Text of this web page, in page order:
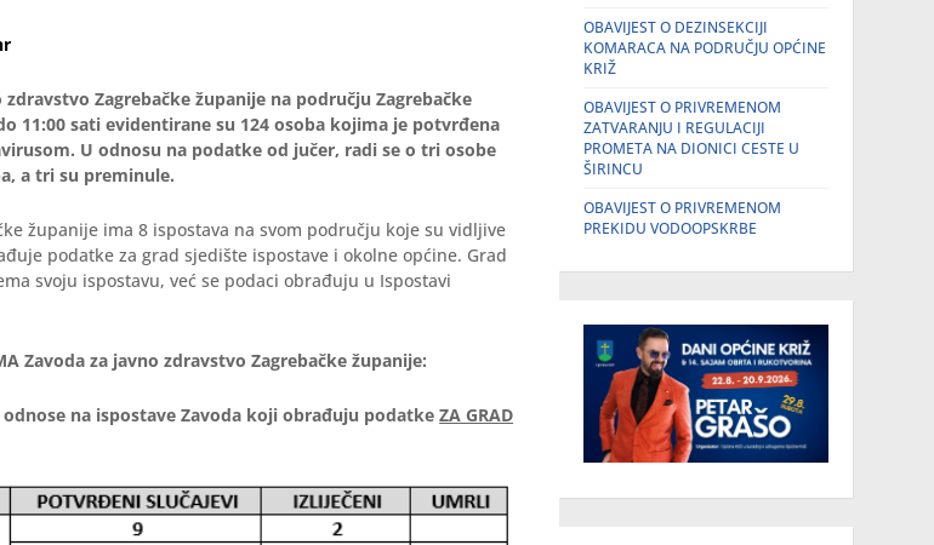
Zagrebačke županije na području Zagrebačke
11:00 sati evidentirane su 124 osoba kojima je potvrđena
U odnosu na podatke od jučer, radi se o tri osobe
a tri su preminule.
županije ima 8 ispostava na svom području koje su vidljive
podatke za grad sjedište ispostave i okolne općine. Grad
svoju ispostavu, već se podaci obrađuju u Ispostavi
Zavoda za javno zdravstvo Zagrebačke županije:
na ispostave Zavoda koji obrađuju podatkeZA GRAD
OBAVIJEST O DEZINSEKCIJI
KOMARACA NA PODRUČJU OPĆINE
KRIŽ
OBAVIJEST O PRIVREMENOM
ZATVARANJU I REGULACIJI
PROMETA NA DIONICI CESTE U
ŠIRINCU
OBAVIJEST O PRIVREMENOM
PREKIDU VODOOPSKRBE